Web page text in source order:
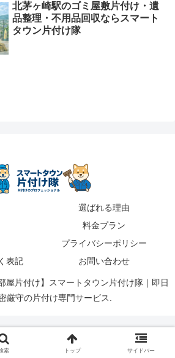
北茅ヶ崎駅のゴミ屋敷片付け・遺
品整理・不用品回収ならスマート
タウン片付け隊
選ばれる理由
料金プラン
プライバシーポリシー
表記
お問い合わせ
屋片付け】スマートタウン片付け隊｜即日
厳守の片付け専門サービス.
索 トップ サイドバー